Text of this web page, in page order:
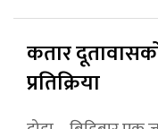
कतार
प्रतिक्रिया